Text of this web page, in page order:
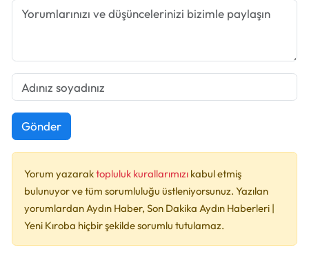
Gönder
Yorum yazaraktopluluk kurallarımızı kabul etmiş
bulunuyor ve tüm sorumluluğu üstleniyorsunuz. Yazılan
yorumlardan Aydın Haber, Son Dakika Aydın Haberleri |
Yeni Kıroba hiçbir şekilde sorumlu tutulamaz.